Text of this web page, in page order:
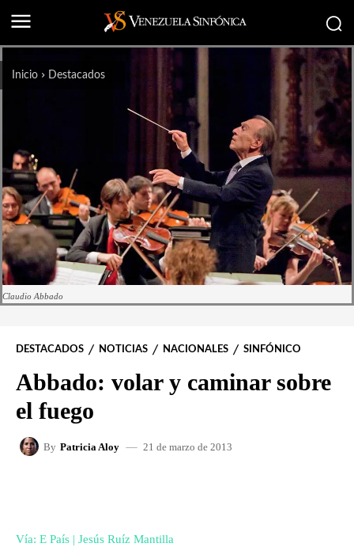
Inicio Destacados
Claudio Abbado
DESTACADOS NOTICIAS NACIONALES SINFÓNICO
Abbado: volar y caminar sobre
el fuego
By Patricia Aloy 21 de marzo de 2013
Vía: E País | Jesús Ruíz Mantilla